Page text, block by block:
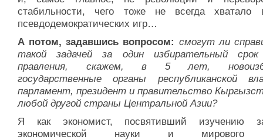
стабильности, чего тоже не всегда
псевдодемократических игр…
А потом, задавшись вопросом: смогут ли
такой задачей за один избирательный срок
правления, скажем, в 5 лет,
государственные органы республиканской
парламент, президент и правительство
любой другой страны Центральной Азии?
Я как экономист, посвятивший изучению
экономической науки и мирового